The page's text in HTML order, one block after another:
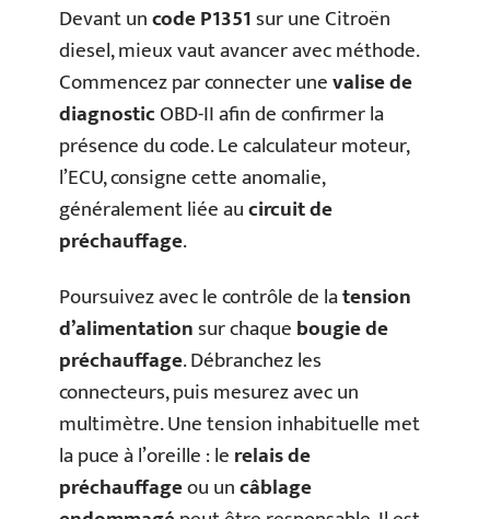
Devant uncode P1351sur une Citroën
diesel, mieux vaut avancer avec méthode.
Commencez par connecter unevalise de
diagnosticOBD-II afin de confirmer la
présence du code. Le calculateur moteur,
l’ECU, consigne cette anomalie,
généralement liée aucircuit de
préchauffage.
Poursuivez avec le contrôle de latension
d’alimentationsur chaquebougie de
préchauffage. Débranchez les
connecteurs, puis mesurez avec un
multimètre. Une tension inhabituelle met
la puce à l’oreille : lerelais de
préchauffageou uncâblage